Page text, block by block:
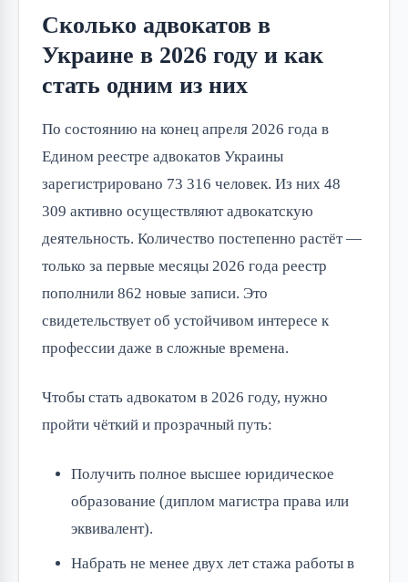
Сколько адвокатов в
Украине в 2026 году и как
стать одним из них
По состоянию на конец апреля 2026 года в
Едином реестре адвокатов Украины
зарегистрировано 73 316 человек. Из них 48
309 активно осуществляют адвокатскую
деятельность. Количество постепенно растёт —
только за первые месяцы 2026 года реестр
пополнили 862 новые записи. Это
свидетельствует об устойчивом интересе к
профессии даже в сложные времена.
Чтобы стать адвокатом в 2026 году, нужно
пройти чёткий и прозрачный путь:
Получить полное высшее юридическое
образование (диплом магистра права или
эквивалент).
Набрать не менее двух лет стажа работы в